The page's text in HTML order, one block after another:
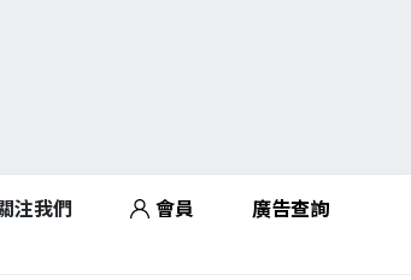
注我們 會員 廣告查詢